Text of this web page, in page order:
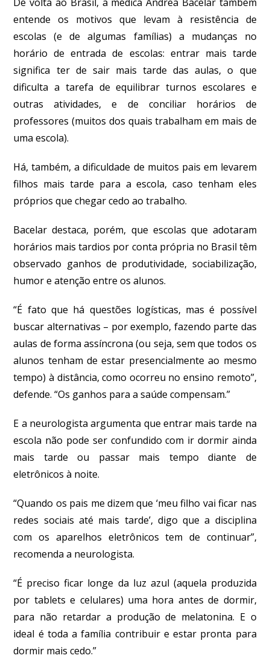
entende os motivos que levam à resistência de
escolas (e de algumas famílias) a mudanças no
horário de entrada de escolas: entrar mais tarde
significa ter de sair mais tarde das aulas, o que
dificulta a tarefa de equilibrar turnos escolares e
outras atividades, e de conciliar horários de
professores (muitos dos quais trabalham em mais de
uma escola).
Há, também, a dificuldade de muitos pais em levarem
filhos mais tarde para a escola, caso tenham eles
próprios que chegar cedo ao trabalho.
Bacelar destaca, porém, que escolas que adotaram
horários mais tardios por conta própria no Brasil têm
observado ganhos de produtividade, sociabilização,
humor e atenção entre os alunos.
“É fato que há questões logísticas, mas é possível
buscar alternativas – por exemplo, fazendo parte das
aulas de forma assíncrona (ou seja, sem que todos os
alunos tenham de estar presencialmente ao mesmo
tempo) à distância, como ocorreu no ensino remoto”,
defende. “Os ganhos para a saúde compensam.”
E a neurologista argumenta que entrar mais tarde na
escola não pode ser confundido com ir dormir ainda
mais tarde ou passar mais tempo diante de
eletrônicos à noite.
“Quando os pais me dizem que ‘meu filho vai ficar nas
redes sociais até mais tarde’, digo que a disciplina
com os aparelhos eletrônicos tem de continuar”,
recomenda a neurologista.
“É preciso ficar longe da luz azul (aquela produzida
por tablets e celulares) uma hora antes de dormir,
para não retardar a produção de melatonina. E o
ideal é toda a família contribuir e estar pronta para
dormir mais cedo.”